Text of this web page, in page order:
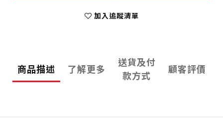
加入追蹤清單
商品描述 了解更多
送貨及付
款方式
顧客評價